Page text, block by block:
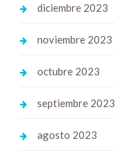
diciembre 2023
noviembre 2023
octubre 2023
septiembre 2023
agosto 2023